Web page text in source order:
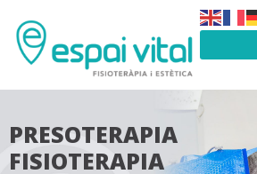
PRESOTERAPIA
FISIOTERAPIA